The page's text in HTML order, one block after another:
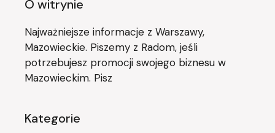
O witrynie
Najważniejsze informacje z Warszawy,
Mazowieckie. Piszemy z Radom, jeśli
potrzebujesz promocji swojego biznesu w
Mazowieckim. Pisz
Kategorie